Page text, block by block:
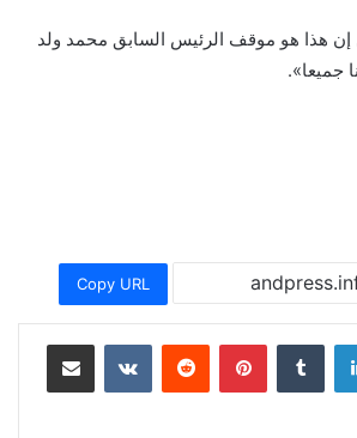
إن هذا هو موقف الرئيس السابق محمد ولد
جميعا».
Copy URL
لينكدإن بينتيريست مشاركة عبر البريد